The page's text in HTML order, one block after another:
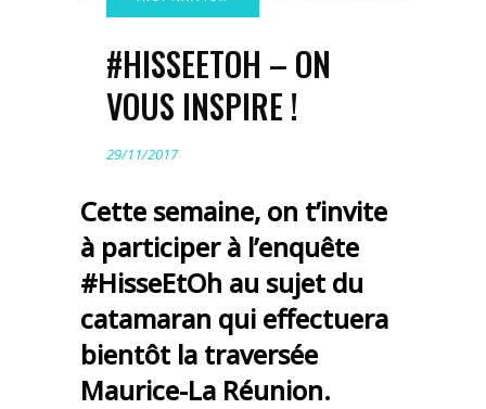
#HISSEETOH – ON
VOUS INSPIRE !
29/11/2017
Cette semaine, on t’invite
à participer à l’enquête
#HisseEtOh au sujet du
catamaran qui effectuera
bientôt la traversée
Maurice-La Réunion.